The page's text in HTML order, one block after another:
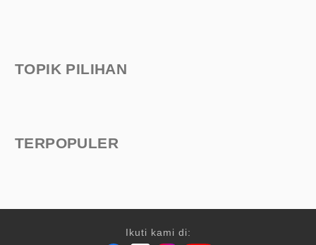
TOPIK PILIHAN
TERPOPULER
Ikuti kami di: